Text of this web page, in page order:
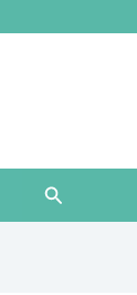
Rechercher